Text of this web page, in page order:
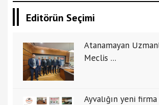
Editörün Seçimi
Atanamayan
Meclis ...
Ayvalığın yeni